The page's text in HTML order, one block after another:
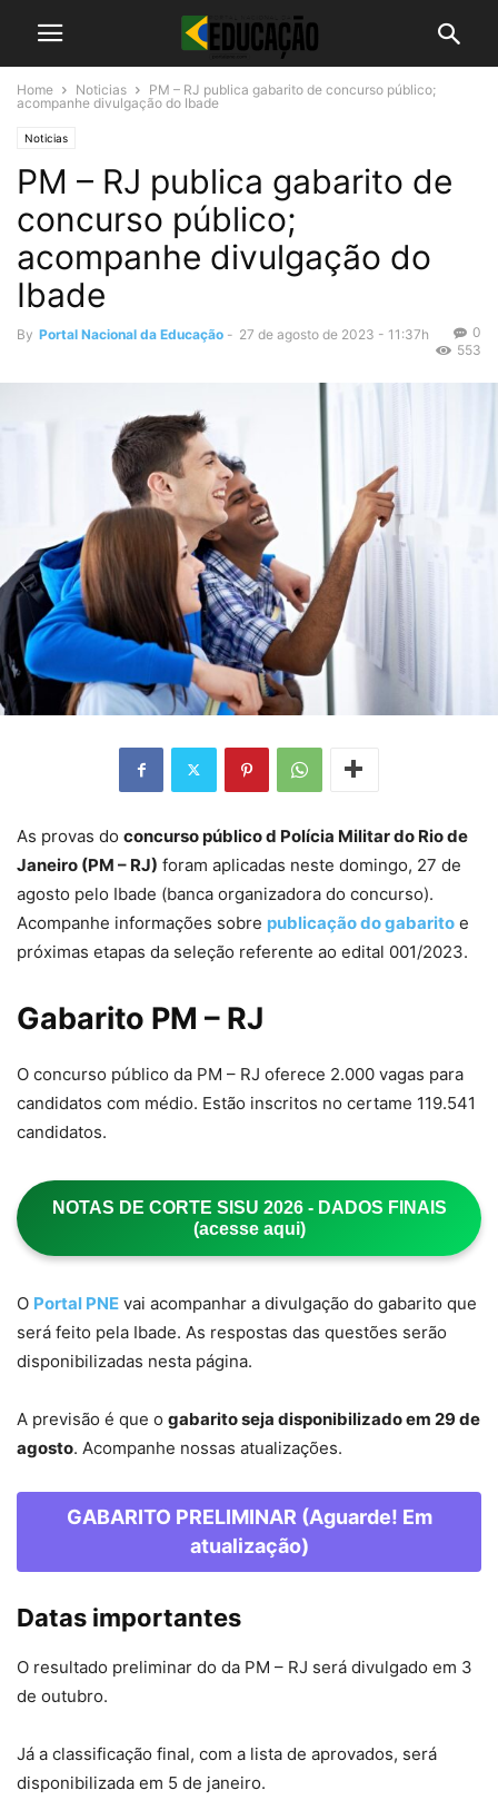
Home Noticias
PM – RJ publica gabarito de concurso público;
acompanhe divulgação do Ibade
Noticias
PM – RJ publica gabarito de
concurso público;
acompanhe divulgação do
Ibade
By Portal Nacional da Educação - 27 de agosto de 2023 - 11:37h
0
553
As provas do concurso público d Polícia Militar do Rio de
Janeiro (PM – RJ) foram aplicadas neste domingo, 27 de
agosto pelo Ibade (banca organizadora do concurso).
Acompanhe informações sobre publicação do gabarito e
próximas etapas da seleção referente ao edital 001/2023.
Gabarito PM – RJ
O concurso público da PM – RJ oferece 2.000 vagas para
candidatos com médio. Estão inscritos no certame 119.541
candidatos.
NOTAS DE CORTE SISU 2026 - DADOS FINAIS
(acesse aqui)
O Portal PNE vai acompanhar a divulgação do gabarito que
será feito pela Ibade. As respostas das questões serão
disponibilizadas nesta página.
A previsão é que o gabarito seja disponibilizado em 29 de
agosto. Acompanhe nossas atualizações.
GABARITO PRELIMINAR (Aguarde! Em
atualização)
Datas importantes
O resultado preliminar do da PM – RJ será divulgado em 3
de outubro.
Já a classificação final, com a lista de aprovados, será
disponibilizada em 5 de janeiro.